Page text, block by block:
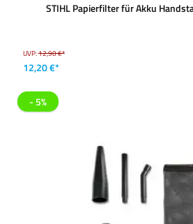
STIHL Papierfilter für Akku
UVP:12,90 €*
12,20 €*
- 5%